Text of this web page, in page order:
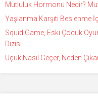
Mutluluk Hormonu Nedir?
Yaşlanma Karşıtı Beslenme
Squid Game, Eski Çocuk
Dizisi
Uçuk Nasıl Geçer, Neden